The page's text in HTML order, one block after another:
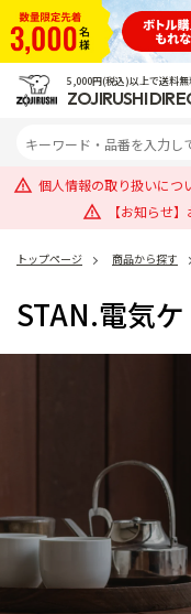
5,000円(税込)以上で送料無
ZOJIRUSHI
個人情報の取り扱いに
【お知らせ
トップページ 商品から探す
STAN.電気